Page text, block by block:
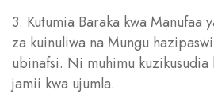
3. Kutumia Baraka kwa Manufaa
za kuinuliwa na Mungu
ubinafsi. Ni muhimu kuzikusudia
jamii kwa ujumla.